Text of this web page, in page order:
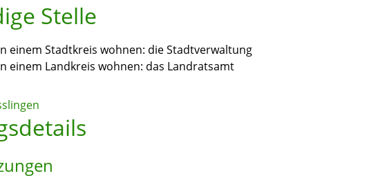
Stelle
einem Stadtkreis wohnen: die Stadtverwaltung
einem Landkreis wohnen: das Landratsamt